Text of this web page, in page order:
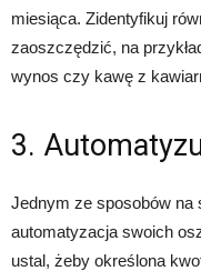
miesiąca. Zidentyfikuj
zaoszczędzić, na
wynos czy kawę z
3.
Jednym ze sposobów na
automatyzacja swoich
ustal, żeby określona